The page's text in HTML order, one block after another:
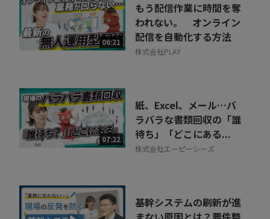
06:21
もう配信作業に時間を奪
われない。 オンライン
配信を自動化する方法
株式会社PLAY
07:22
紙、Excel、メール…バ
ラバラな書類回収の「誰
待ち」「どこにある...
株式会社エーピーシーズ
基幹システムの刷新が進